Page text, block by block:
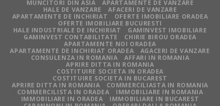
MUNCITORI DIN ASIA
APARTAMENTE DE VANZARE
HALE DE VANZARE
AFACERI DE VANZARE
APARTAMENTE DE INCHIRIAT
OFERTE IMOBILIARE ORADEA
OFERTE IMOBILIARE BUCURESTI
HALE INDUSTRIALE DE INCHIRIAT
GAMINVEST IMOBILIARE
GAMINVEST CONTABILITATE
CHIRIE BIROU ORADEA
APARTAMENTE NOI ORADEA
APARTAMENTE DE INCHIRIAT ORADEA
AGACERI DE VANZARE
CONSULENZA IN ROMANIA
AFFARI IN ROMANIA
APRIRE DITTA IN ROMANIA
COSTITUIRE SOCIETA IN ORADEA
COSTITUIRE SOCIETA IN BUCAREST
APRIRE DITTA IN ROMANIA
COMMERCILIASTA IN ROMANIA
COMMERCILISTA IN ORADEA
IMMOBILIARE IN ROMANIA
IMMOBILIARE IN ORADEA
IMMOBILIARE IN BUCAREST